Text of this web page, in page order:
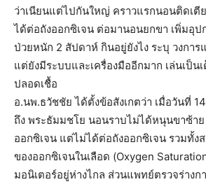
ว่าเนียนแต่ไปกันใหญ่ คราวแรกนอนติดเตี
ได้ต่อถังออกซิเจน ต่อมานอนยกขา เพิ่มอุ
ป่วยหนัก 2 สัปดาห์ กินอยู่ยังไง ระบุ วงกา
แต่ยังมีระบบและเครื่องมืออีกมาก เล่นเป็น
ปลอดเชื้อ
อ.นพ.ธวัชชัย ได้ตั้งข้อสังเกตว่า เมื่อวันที่
ถึง พระธัมมชโย นอนราบไม่ได้หนุนขาซ้า
ออกซิเจน แต่ไม่ได้ต่อถังออกซิเจน รวมทั้ง
ของออกซิเจนในเลือด (Oxygen
มอนิเตอร์อยู่ห่างไกล ส่วนแพทย์ตรวจร่าง